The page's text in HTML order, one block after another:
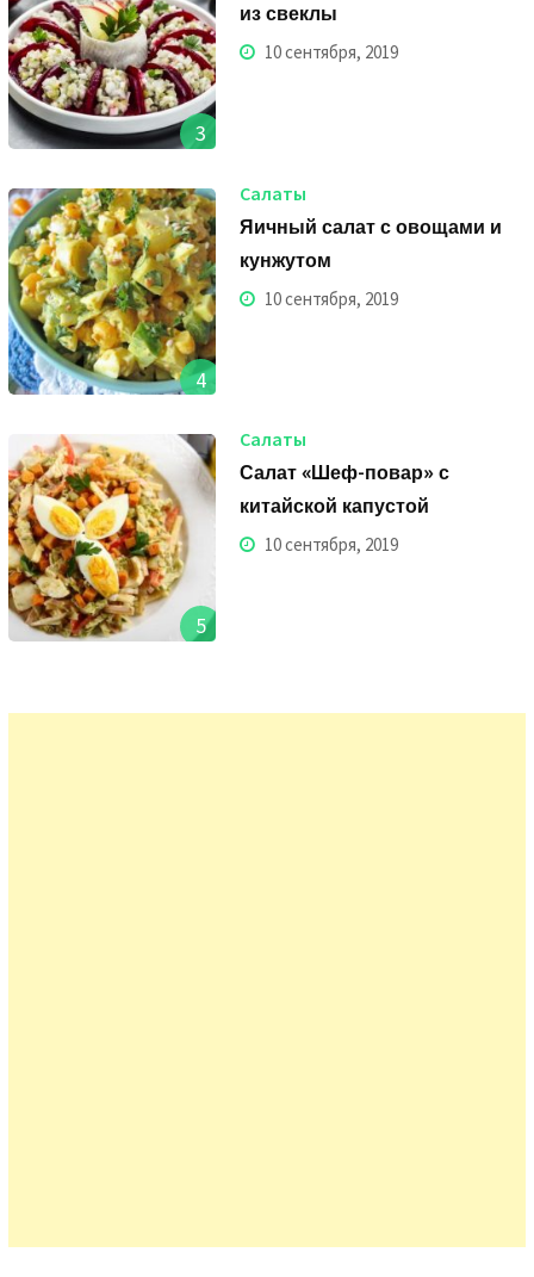
3
из свеклы
10 сентября, 2019
4
Салаты
Яичный салат с овощами и
кунжутом
10 сентября, 2019
5
Салаты
Салат «Шеф-повар» с
китайской капустой
10 сентября, 2019